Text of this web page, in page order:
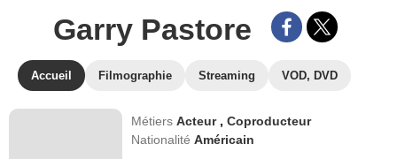
Garry Pastore
Accueil Filmographie Streaming VOD, DVD
MétiersActeur ,Coproducteur
NationalitéAméricain